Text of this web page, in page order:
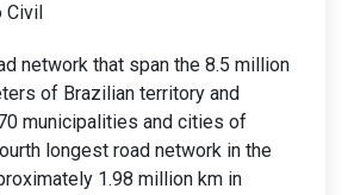
Civil
network that span the 8.5 million
of Brazilian territory and
municipalities and cities of
longest road network in the
1.98 million km in